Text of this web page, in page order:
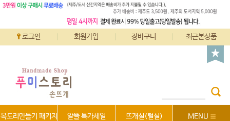
로그인 회원가입 장바구니 최근본상품
목도리만들기 패키지 알뜰 특가세일 뜨개실(털실) MENU